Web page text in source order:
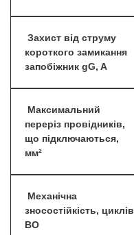
Захист від струму
короткого замикання
запобіжник gG, A
Максимальний
переріз провідників,
що підключаються,
мм²
Механічна
зносостійкість, циклів
ВО